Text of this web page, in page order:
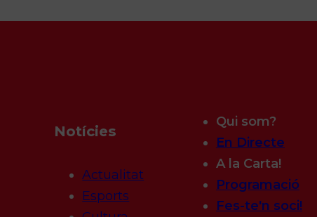
Notícies
Actualitat
Esports
Qui som?
En Directe
A la Carta!
Programació
Fes-te'n soci!